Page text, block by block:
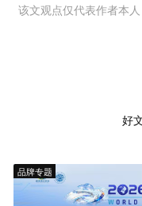
该文观点仅代表作者本
好
品牌专题